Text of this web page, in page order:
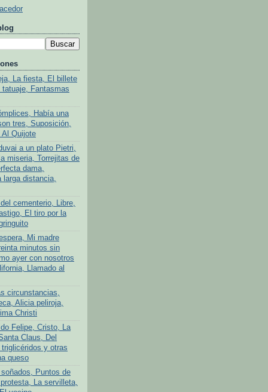
La fiesta, El billete
tatuaje, Fantasmas
Había una
tres, Suposición,
Al Quijote
a un plato Pietri,
miseria, Torrejitas de
dama,
larga distancia,
cementerio, Libre,
El tiro por la
Mi madre
minutos sin
ayer con nosotros
Llamado al
circunstancias,
Alicia peliroja,
Christi
Felipe, Cristo, La
Claus, Del
y otras
queso
Puntos de
La servilleta,